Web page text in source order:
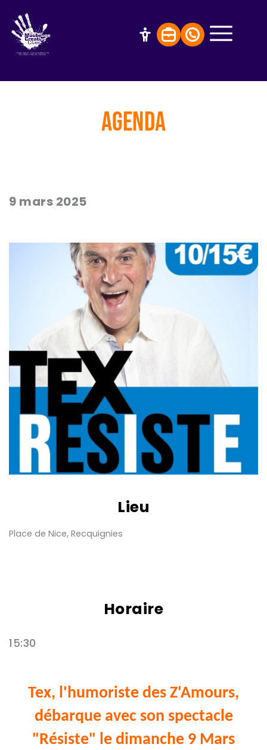
AGENDA
9 mars 2025
Lieu
Place de Nice, Recquignies
Horaire
15:30
Tex, l'humoriste des Z'Amours,
débarque avec son spectacle
"Résiste" le dimanche 9 Mars